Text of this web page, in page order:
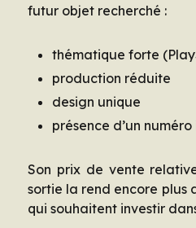
futur objet recherché :
thématique forte
production réduite
design unique
présence d’un
Son prix de vente
sortie la rend encore plus
qui souhaitent investir